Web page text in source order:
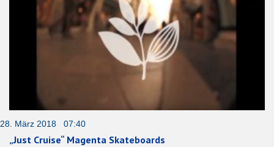
28. März 2018 07:40
„Just Cruise“ Magenta Skateboards